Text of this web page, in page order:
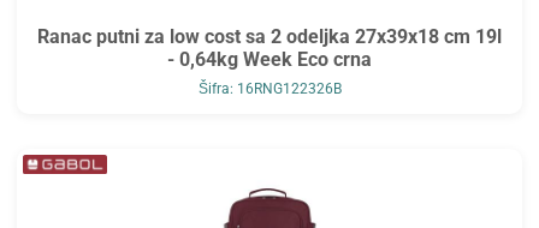
Ranac putni za low cost sa 2 odeljka 27x39x18 cm 19l
- 0,64kg Week Eco crna
Šifra: 16RNG122326B